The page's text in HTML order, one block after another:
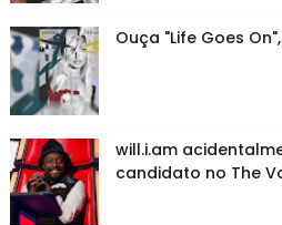
Ouça "Life Goes
will.i.am
candidato no The